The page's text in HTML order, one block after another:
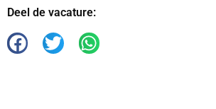
Deel de vacature: